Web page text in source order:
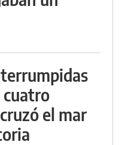
cuatro
el mar